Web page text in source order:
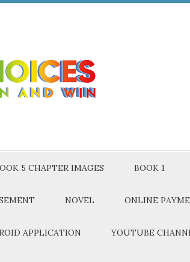
5 CHAPTER IMAGES BOOK 1
NOVEL ONLINE
APPLICATION YOUTUBE